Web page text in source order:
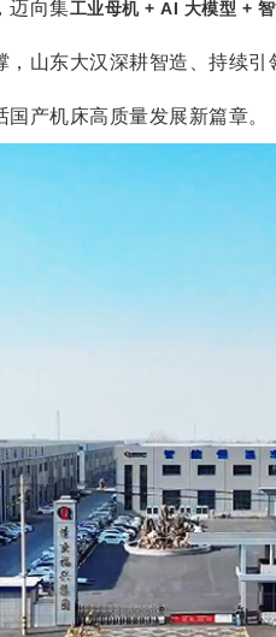
迈向集工业母机 + AI 大模型 +
，山东大汉深耕智造、持续引
产机床高质量发展新篇章。